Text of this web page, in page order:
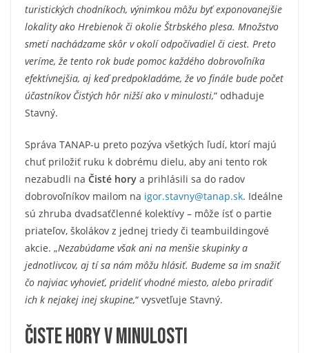
turistických chodníkoch, výnimkou môžu byť exponovanejšie
lokality ako Hrebienok či okolie Štrbského plesa. Množstvo
smetí nachádzame skôr v okolí odpočívadiel či ciest. Preto
veríme, že tento rok bude pomoc každého dobrovoľníka
efektívnejšia, aj keď predpokladáme, že vo finále bude počet
účastníkov Čistých hôr nižší ako v minulosti,“ odhaduje
Stavný.
Správa TANAP-u preto pozýva všetkých ľudí, ktorí majú
chuť priložiť ruku k dobrému dielu, aby ani tento rok
nezabudli na Čisté hory a prihlásili sa do radov
dobrovoľníkov mailom na igor.stavny@tanap.sk. Ideálne
sú zhruba dvadsaťčlenné kolektívy – môže ísť o partie
priateľov, školákov z jednej triedy či teambuildingové
akcie. „Nezabúdame však ani na menšie skupinky a
jednotlivcov, aj tí sa nám môžu hlásiť. Budeme sa im snažiť
čo najviac vyhovieť, prideliť vhodné miesto, alebo priradiť
ich k nejakej inej skupine,“ vysvetľuje Stavný.
Čiste hory v minulosti